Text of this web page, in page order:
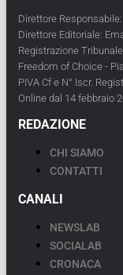
Direttore
Direttore Editoriale:
Registrazione
Freedom of Choice -
PIVA Cf e N° Iscr.
Online dal 14 febbraio
REDAZIONE
CHI SIAMO
CONTATTI
CANALI
NEWSLAB
SOCIALAB
CRONACA